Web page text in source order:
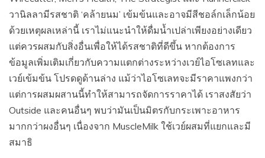
วานิลลามีรสชาติ ‘คล้ายนม’ เข้มข้นและอาจมีสีชอล์กเล็กน้อย
ด้วยเหตุผลเหล่านี้ เราไม่แนะนำให้ดื่มน้ำเปล่าเพียงอย่างเดียว
แต่ควรผสมกับสิ่งอื่นเพื่อให้ได้รสชาติที่ดีขึ้น หากต้องการ
ข้อมูลเพิ่มเติมเกี่ยวกับความแตกต่างระหว่างเวย์ไอโซเลทและ
เวย์เข้มข้น โปรดดูด้านล่าง แม้ว่าไอโซเลทจะมีราคาแพงกว่า
แต่การผสมผสานนี้ทำให้สามารถจัดการราคาได้ เราสงสัยว่า
Outside และคนอื่นๆ พบว่ามันเป็นมิตรกับกระเพาะอาหาร
มากกว่าผงอื่นๆ เนื่องจาก MuscleMilk ใช้เวย์ผสมที่แยกและมี
สมาธิ